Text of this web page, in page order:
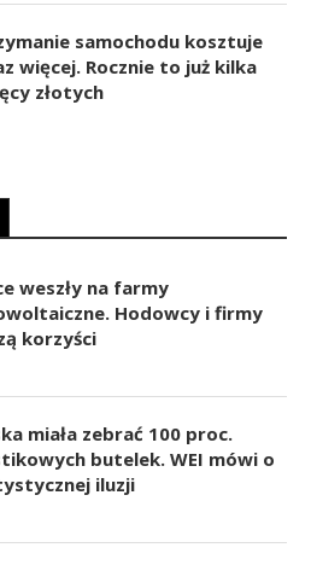
samochodu kosztuje
więcej. Rocznie to już kilka
złotych
weszły na farmy
Hodowcy i firmy
korzyści
miała zebrać 100 proc.
butelek. WEI mówi o
iluzji